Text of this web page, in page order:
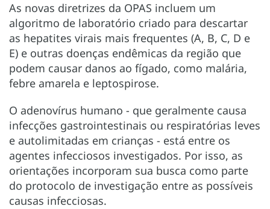
As novas diretrizes da OPAS incluem um
algoritmo de laboratório criado para descartar
as hepatites virais mais frequentes (A, B, C, D e
E) e outras doenças endêmicas da região que
podem causar danos ao fígado, como malária,
febre amarela e leptospirose.
O adenovírus humano - que geralmente causa
infecções gastrointestinais ou respiratórias leves
e autolimitadas em crianças - está entre os
agentes infecciosos investigados. Por isso, as
orientações incorporam sua busca como parte
do protocolo de investigação entre as possíveis
causas infecciosas.